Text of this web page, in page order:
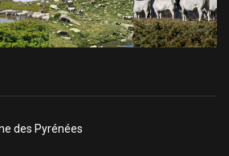
des Pyrénées